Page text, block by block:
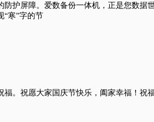
护屏障。爱数备份一体机，正是您数据
“寒”字的节
。祝愿大家国庆节快乐，阖家幸福！祝